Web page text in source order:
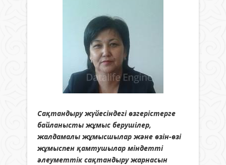
Сақтандыру жүйесіндегі өзгерістерге
байланысты жұмыс берушілер,
жалдамалы жұмысшылар және өзін-өзі
жұмыспен қамтушылар міндетті
әлеуметтік сақтандыру жарнасын